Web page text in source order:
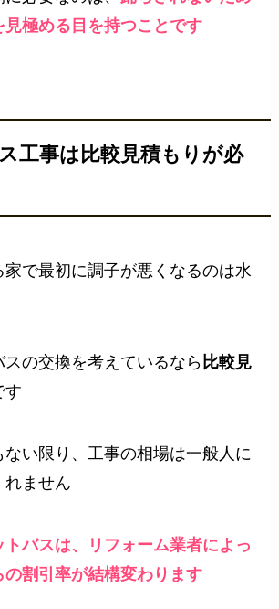
見極める目を持つことです
工事は比較見積もりが必
で最初に調子が悪くなるのは水
スの交換を考えているなら 比較見
す
い限り、工事の相場は一般人に
れません
トバスは、リフォーム業者によっ
の割引率が結構変わります